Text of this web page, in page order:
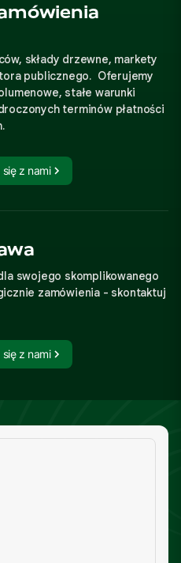
składy drzewne, markety
publicznego. Oferujemy
stałe warunki
terminów płatności
z nami
swojego skomplikowanego
zamówienia - skontaktuj
z nami